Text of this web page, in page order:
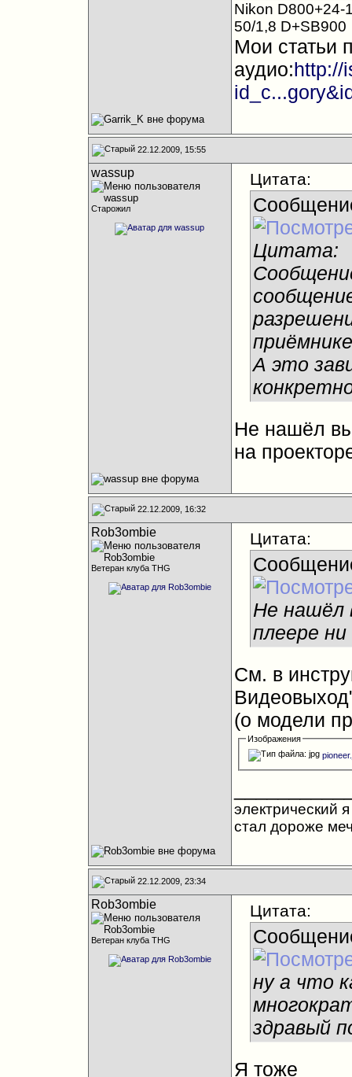
Nikon D800+24-
50/1,8 D+SB900
Мои статьи
аудио:http://
22.12.2009, 15:55
wassup
Старожил
Цитата:
Цитата:
А это
Не нашёл
на
22.12.2009, 16:32
Rob3ombie
Ветеран клуба THG
Цитата:
Не нашёл
плеере
См. в
(о модели
Изображения
электрический
стал дороже
22.12.2009, 23:34
Rob3ombie
Ветеран клуба THG
Цитата:
ну а что
здравый
Я тоже